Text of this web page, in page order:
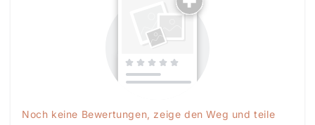
Noch keine Bewertungen, zeige den Weg und teile